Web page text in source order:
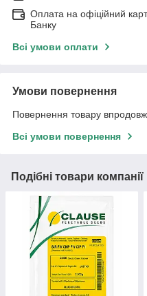
Оплата на офіційний
Банку
Всі умови оплати
Умови повернення
Повернення товару
Всі умови повернення
Подібні товари компанії